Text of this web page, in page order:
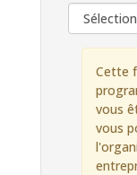
Cette
vous
vous